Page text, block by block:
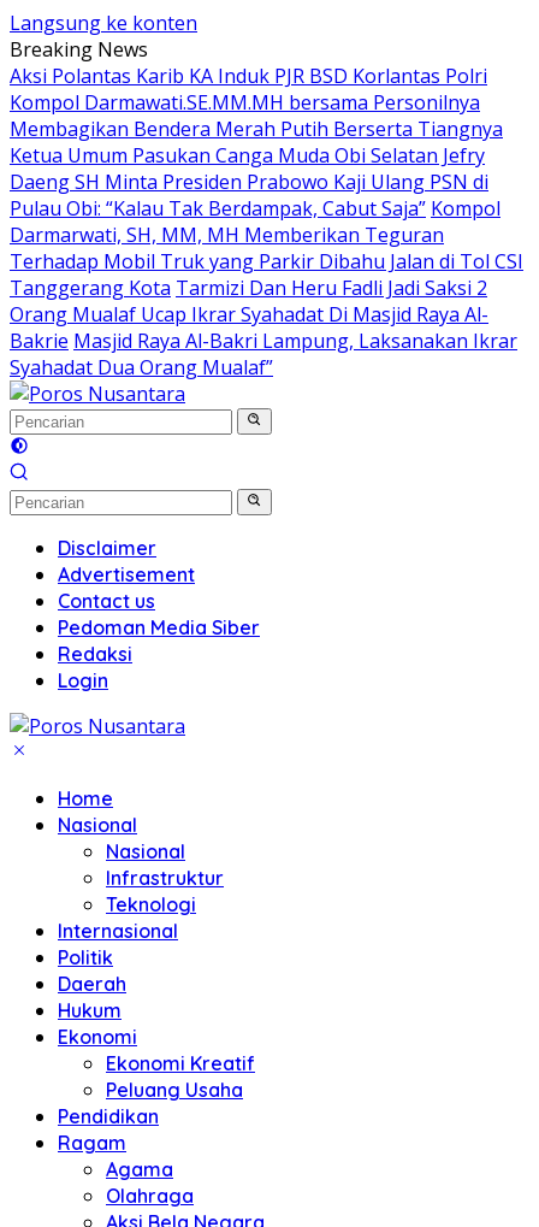
Langsung ke konten
Breaking News
Aksi Polantas Karib KA Induk PJR BSD Korlantas Polri
Kompol Darmawati.SE.MM.MH bersama Personilnya
Membagikan Bendera Merah Putih Berserta Tiangnya
Ketua Umum Pasukan Canga Muda Obi Selatan Jefry
Daeng SH Minta Presiden Prabowo Kaji Ulang PSN di
Pulau Obi: “Kalau Tak Berdampak, Cabut Saja” Kompol
Darmarwati, SH, MM, MH Memberikan Teguran
Terhadap Mobil Truk yang Parkir Dibahu Jalan di Tol CSI
Tanggerang Kota Tarmizi Dan Heru Fadli Jadi Saksi 2
Orang Mualaf Ucap Ikrar Syahadat Di Masjid Raya Al-
Bakrie Masjid Raya Al-Bakri Lampung, Laksanakan Ikrar
Syahadat Dua Orang Mualaf”
Disclaimer
Advertisement
Contact us
Pedoman Media Siber
Redaksi
Login
Home
Nasional
Nasional
Infrastruktur
Teknologi
Internasional
Politik
Daerah
Hukum
Ekonomi
Ekonomi Kreatif
Peluang Usaha
Pendidikan
Ragam
Agama
Olahraga
Aksi Bela Negara